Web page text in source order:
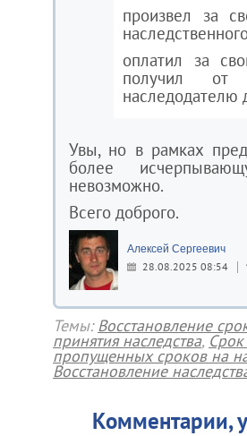
произвел за
оплатил за
получил от
наследодателю
Увы, но в рамках
более
невозможно.
Всего доброго.
Алексей Сергеевич
28.08.2025 08:54
Темы:Восстановление
принятия наследства, Срок
пропущенных сроков на
Восстановление
Комментарии,